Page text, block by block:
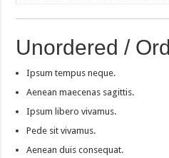
Unordered /
Ipsum tempus neque.
Aenean maecenas sagittis.
Ipsum libero vivamus.
Pede sit vivamus.
Aenean duis consequat.